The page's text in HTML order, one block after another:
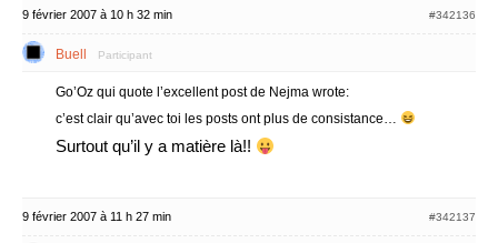
9 février 2007 à 10 h 32 min #342136
Buell Participant
Go’Oz qui quote l’excellent post de Nejma wrote:
c’est clair qu’avec toi les posts ont plus de consistance…
Surtout qu’il y a matière là!!
9 février 2007 à 11 h 27 min #342137